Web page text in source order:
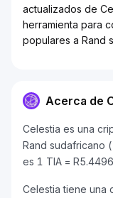
actualizados de
herramienta para
populares a Rand
Acerca de
Celestia es una
Rand sudafricano
es 1 TIA =
Celestia tiene una